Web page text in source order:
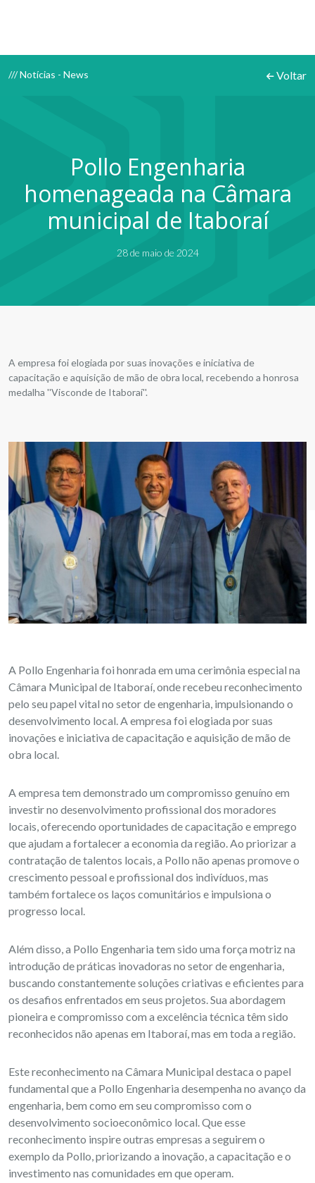
/// Notícias - News Voltar
Pollo Engenharia
homenageada na Câmara
municipal de Itaboraí
28 de maio de 2024
A empresa foi elogiada por suas inovações e iniciativa de
capacitação e aquisição de mão de obra local, recebendo a honrosa
medalha ''Visconde de Itaboraí''.
A Pollo Engenharia foi honrada em uma cerimônia especial na
Câmara Municipal de Itaboraí, onde recebeu reconhecimento
pelo seu papel vital no setor de engenharia, impulsionando o
desenvolvimento local. A empresa foi elogiada por suas
inovações e iniciativa de capacitação e aquisição de mão de
obra local.
A empresa tem demonstrado um compromisso genuíno em
investir no desenvolvimento profissional dos moradores
locais, oferecendo oportunidades de capacitação e emprego
que ajudam a fortalecer a economia da região. Ao priorizar a
contratação de talentos locais, a Pollo não apenas promove o
crescimento pessoal e profissional dos indivíduos, mas
também fortalece os laços comunitários e impulsiona o
progresso local.
Além disso, a Pollo Engenharia tem sido uma força motriz na
introdução de práticas inovadoras no setor de engenharia,
buscando constantemente soluções criativas e eficientes para
os desafios enfrentados em seus projetos. Sua abordagem
pioneira e compromisso com a excelência técnica têm sido
reconhecidos não apenas em Itaboraí, mas em toda a região.
Este reconhecimento na Câmara Municipal destaca o papel
fundamental que a Pollo Engenharia desempenha no avanço da
engenharia, bem como em seu compromisso com o
desenvolvimento socioeconômico local. Que esse
reconhecimento inspire outras empresas a seguirem o
exemplo da Pollo, priorizando a inovação, a capacitação e o
investimento nas comunidades em que operam.